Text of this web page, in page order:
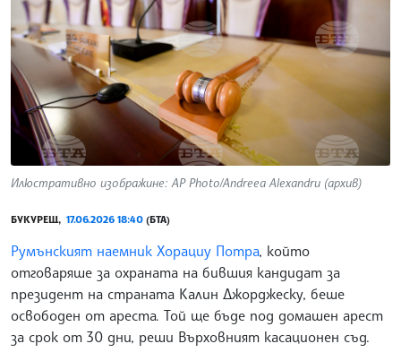
Илюстративно изображине: AP Photo/Andreea Alexandru (архив)
БУКУРЕЩ, 17.06.2026 18:40 (БТА)
Румънският наемник Хорациу Потра, който
отговаряше за охраната на бившия кандидат за
президент на страната Калин Джорджеску, беше
освободен от ареста. Той ще бъде под домашен арест
за срок от 30 дни, реши Върховният касационен съд.